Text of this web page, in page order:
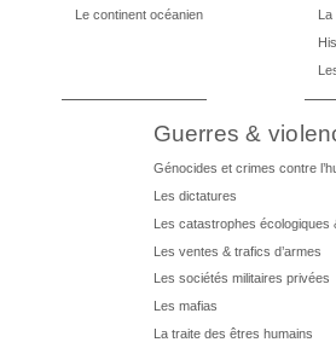
Le continent océanien
Guerres &
Génocides et crimes contre
Les dictatures
Les catastrophes écologiques
Les ventes & trafics d’armes
Les sociétés militaires privées
Les mafias
La traite des êtres humains